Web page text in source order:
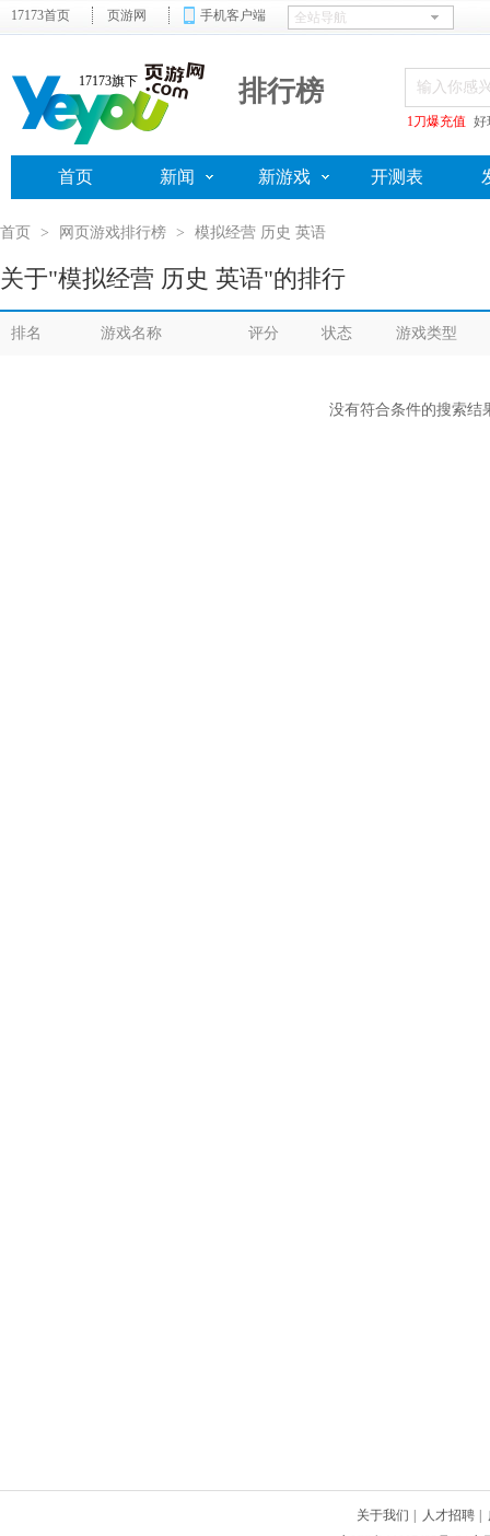
17173首页 页游网 手机客户端
17173旗下 排行榜
1刀爆充值 好
首页 新闻 新游戏 开测表
首页 > 网页游戏排行榜 > 模拟经营 历史 英语
关于"模拟经营 历史 英语"的排行
排名 游戏名称 评分 状态 游戏类型
没有符合条件的搜索结
关于我们 人才招聘